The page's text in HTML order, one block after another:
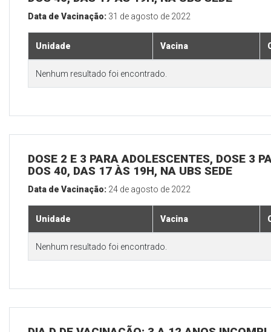
Data de Vacinação: 31 de agosto de 2022
Unidade Vacina
Nenhum resultado foi encontrado.
DOSE 2 E 3 PARA ADOLESCENTES, DOSE 3
DOS 40, DAS 17 ÀS 19H, NA UBS SEDE
Data de Vacinação: 24 de agosto de 2022
Unidade Vacina
Nenhum resultado foi encontrado.